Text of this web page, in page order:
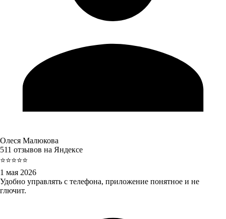
Олеся Малюкова
511 отзывов на Яндексе
⭐⭐⭐⭐⭐
1 мая 2026
Удобно управлять с телефона, приложение понятное и не
глючит.